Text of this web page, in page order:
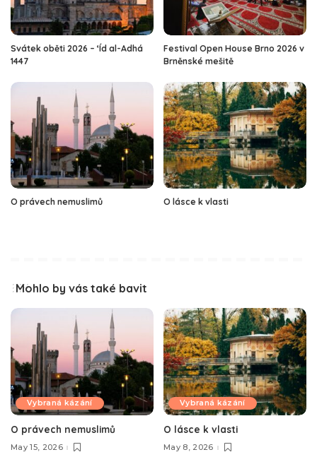
Svátek oběti 2026 – ‘Íd al-Adhá
1447
Festival Open House Brno 2026 v
Brněnské mešitě
O právech nemuslimů O lásce k vlasti
Mohlo by vás také bavit
Vybraná kázání
O právech nemuslimů
May 15, 2026
Vybraná kázání
O lásce k vlasti
May 8, 2026